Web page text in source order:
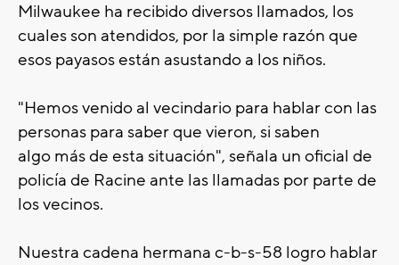
Milwaukee ha recibido diversos llamados, los
cuales son atendidos, por la simple razón que
esos payasos están asustando a los niños.
"Hemos venido al vecindario para hablar con las
personas para saber que vieron, si saben
algo más de esta situación", señala un oficial de
policía de Racine ante las llamadas por parte de
los vecinos.
Nuestra cadena hermana c-b-s-58 logro hablar